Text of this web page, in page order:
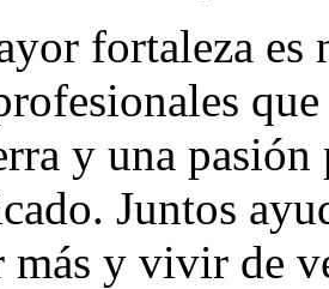
fortaleza es
que
y una
Juntos
más y vivir de